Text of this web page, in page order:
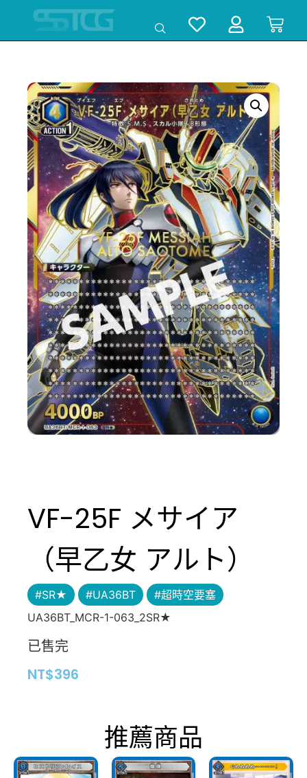
VF-25F メサイア
（早乙女 アルト）
#SR★ #UA36BT
#超時空要塞
UA36BT_MCR-1-063_2SR★
已售完
NT$396
推薦商品